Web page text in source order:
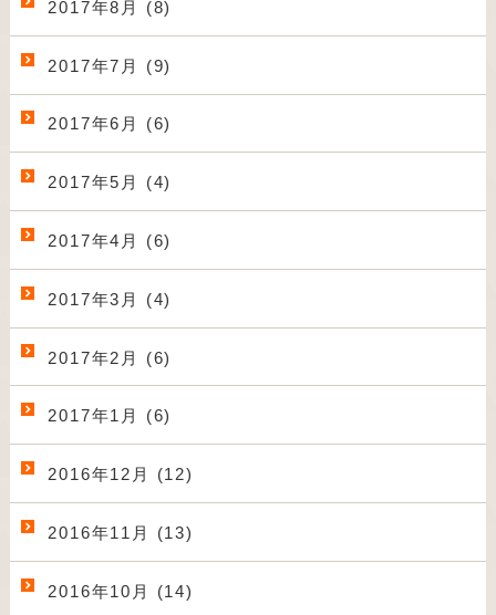
2017年8月 (8)
2017年7月 (9)
2017年6月 (6)
2017年5月 (4)
2017年4月 (6)
2017年3月 (4)
2017年2月 (6)
2017年1月 (6)
2016年12月 (12)
2016年11月 (13)
2016年10月 (14)